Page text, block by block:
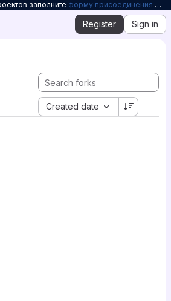
заполните форму присоединения к Openelbrus
Register Sign in
Created date